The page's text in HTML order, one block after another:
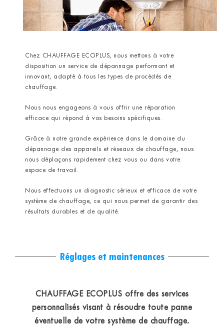
Chez CHAUFFAGE ECOPLUS, nous mettons à votre
disposition un service de dépannage performant et
innovant, adapté à tous les types de procédés de
chauffage.
Nous nous engageons à vous offrir une réparation
efficace qui répond à vos besoins spécifiques.
Grâce à notre grande expérience dans le domaine du
dépannage des appareils et réseaux de chauffage, nous
nous déplaçons rapidement chez vous ou dans votre
espace de travail.
Nous effectuons un diagnostic sérieux et efficace de votre
système de chauffage, ce qui nous permet de garantir des
résultats durables et de qualité.
Réglages et maintenances
CHAUFFAGE ECOPLUS offre des services
personnalisés visant à résoudre toute panne
éventuelle de votre système de chauffage.